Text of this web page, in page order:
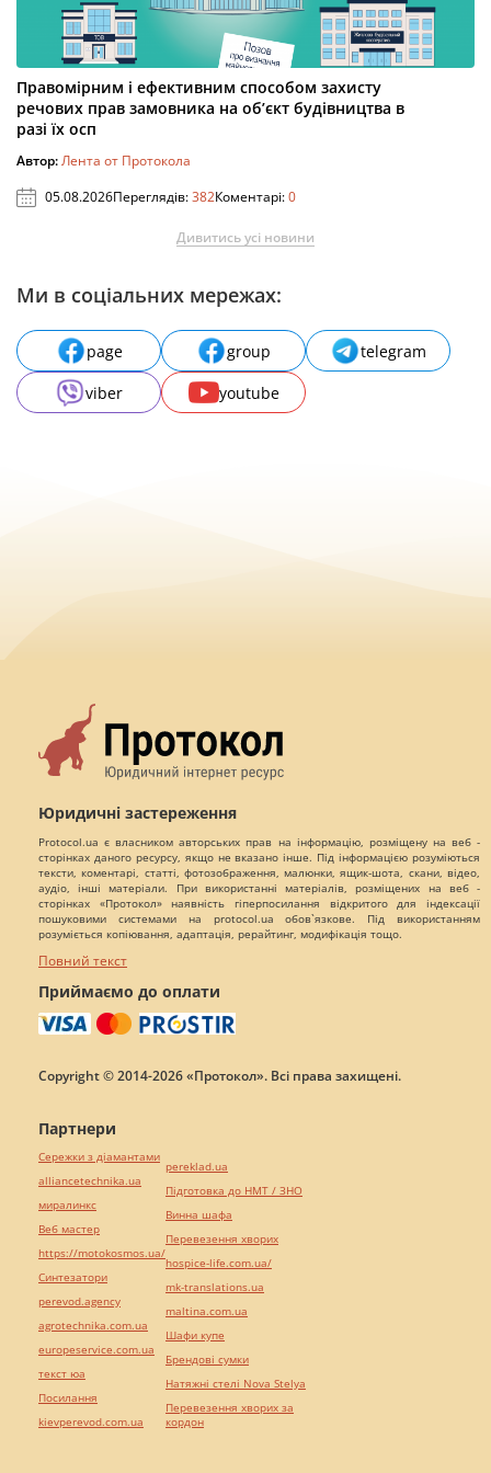
Правомірним і ефективним способом захисту
речових прав замовника на об’єкт будівництва в
разі їх осп
Автор:Лента от Протокола
05.08.2026Переглядів:382Коментарі:0
Дивитись усі новини
Ми в соціальних мережах:
page group
telegram
viber
youtube
Юридичні застереження
Protocol.ua є власником авторських прав на інформацію, розміщену на веб -
сторінках даного ресурсу, якщо не вказано інше. Під інформацією розуміються
тексти, коментарі, статті, фотозображення, малюнки, ящик-шота, скани, відео,
аудіо, інші матеріали. При використанні матеріалів, розміщених на веб -
сторінках «Протокол» наявність гіперпосилання відкритого для індексації
пошуковими системами на protocol.ua обов`язкове. Під використанням
розуміється копіювання, адаптація, рерайтинг, модифікація тощо.
Повний текст
Приймаємо до оплати
Copyright © 2014-2026 «Протокол». Всі права захищені.
Партнери
Сережки з діамантами
alliancetechnika.ua
миралинкс
Веб мастер
https://motokosmos.ua/
Синтезатори
perevod.agency
agrotechnika.com.ua
europeservice.com.ua
текст юа
Посилання
kievperevod.com.ua
pereklad.ua
Підготовка до НМТ / ЗНО
Винна шафа
Перевезення хворих
hospice-life.com.ua/
mk-translations.ua
maltina.com.ua
Шафи купе
Брендові сумки
Натяжні стелі Nova Stelya
Перевезення хворих за
кордон